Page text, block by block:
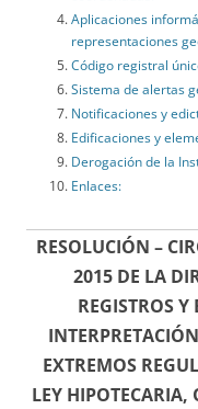
Aplicaciones
representaciones
Código registral
Sistema de alertas
Notificaciones y
Edificaciones y
Derogación de la
Enlaces:
RESOLUCIÓN –
2015 DE LA
REGISTROS
EXTREMOS
LEY HIPOTECARIA,